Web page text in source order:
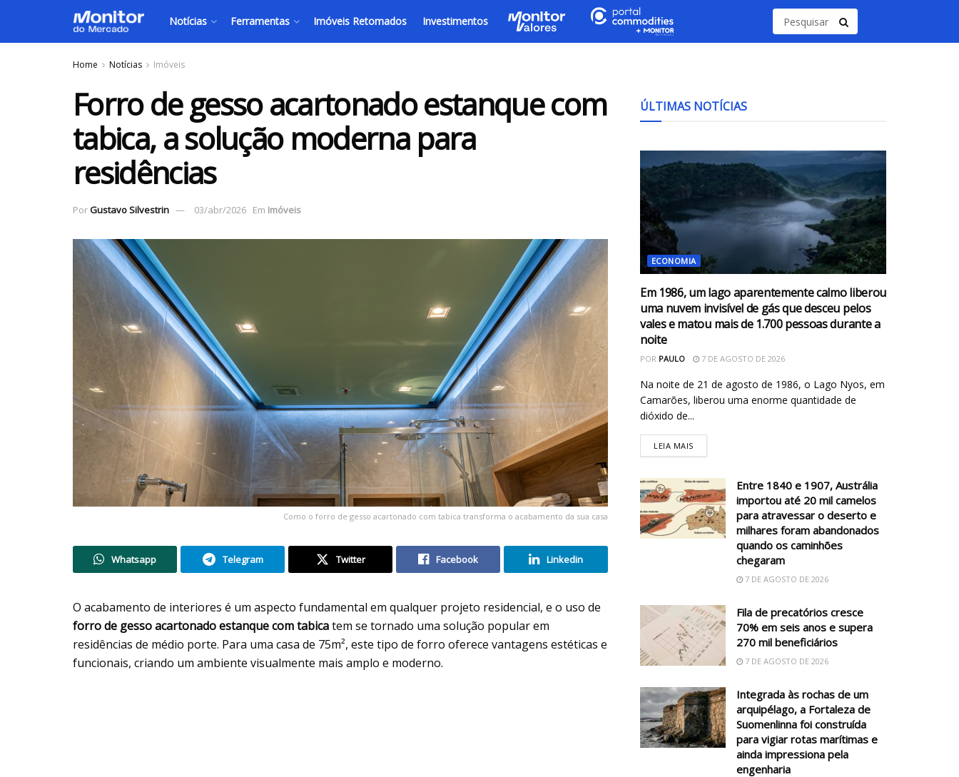
Notícias Ferramentas Imóveis Retomados Investimentos
Home Notícias Imóveis
Forro de gesso acartonado estanque com
tabica, a solução moderna para
residências
PorGustavo Silvestrin 03/abr/2026 Em Imóveis
Como o forro de gesso acartonado com tabica transforma o acabamento da sua casa
Whatsapp Telegram Twitter Facebook Linkedin
O acabamento de interiores é um aspecto fundamental em qualquer projeto residencial, e o uso de
forro de gesso acartonado estanque com tabicatem se tornado uma solução popular em
residências de médio porte. Para uma casa de 75m², este tipo de forro oferece vantagens estéticas e
funcionais, criando um ambiente visualmente mais amplo e moderno.
ÚLTIMAS NOTÍCIAS
ECONOMIA
Em 1986, um lago aparentemente calmo liberou
uma nuvem invisível de gás que desceu pelos
vales e matou mais de 1.700 pessoas durante a
noite
POR PAULO 7 DE AGOSTO DE 2026
Na noite de 21 de agosto de 1986, o Lago Nyos, em
Camarões, liberou uma enorme quantidade de
dióxido de...
LEIA MAIS
Entre 1840 e 1907, Austrália
importou até 20 mil camelos
para atravessar o deserto e
milhares foram abandonados
quando os caminhões
chegaram
7 DE AGOSTO DE 2026
Fila de precatórios cresce
70% em seis anos e supera
270 mil beneficiários
7 DE AGOSTO DE 2026
Integrada às rochas de um
arquipélago, a Fortaleza de
Suomenlinna foi construída
para vigiar rotas marítimas e
ainda impressiona pela
engenharia